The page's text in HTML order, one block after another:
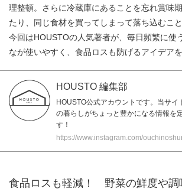
理整頓。さらに冷蔵庫にあることを忘れ賞味
たり、同じ食材を買ってしまって落ち込むこ
今回はHOUSTOの人気著者が、毎日頻繁に使
なが使いやすく、食品ロスも防げるアイデアを
HOUSTO 編集部
HOUSTO公式アカウントです。当サイ
の暮らしがちょっと豊かになる情報を
す！
https://www.instagram.com/
食品ロスも軽減！ 野菜の鮮度や調